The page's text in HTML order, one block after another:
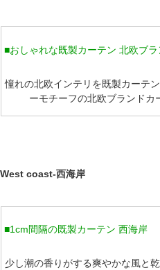
■おしゃれな既製カーテン 北欧ブラ
憧れの北欧インテリを既製カーテ
ーモチーフの北欧ブランドカ
West coast-西海岸
■1cm間隔の既製カーテン 西海岸
少し潮の香りがする爽やかな風と